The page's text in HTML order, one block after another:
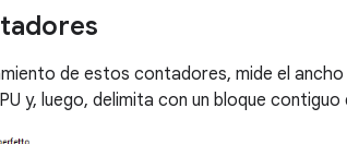
de estos contadores, mide el
y, luego, delimita con un bloque contiguo